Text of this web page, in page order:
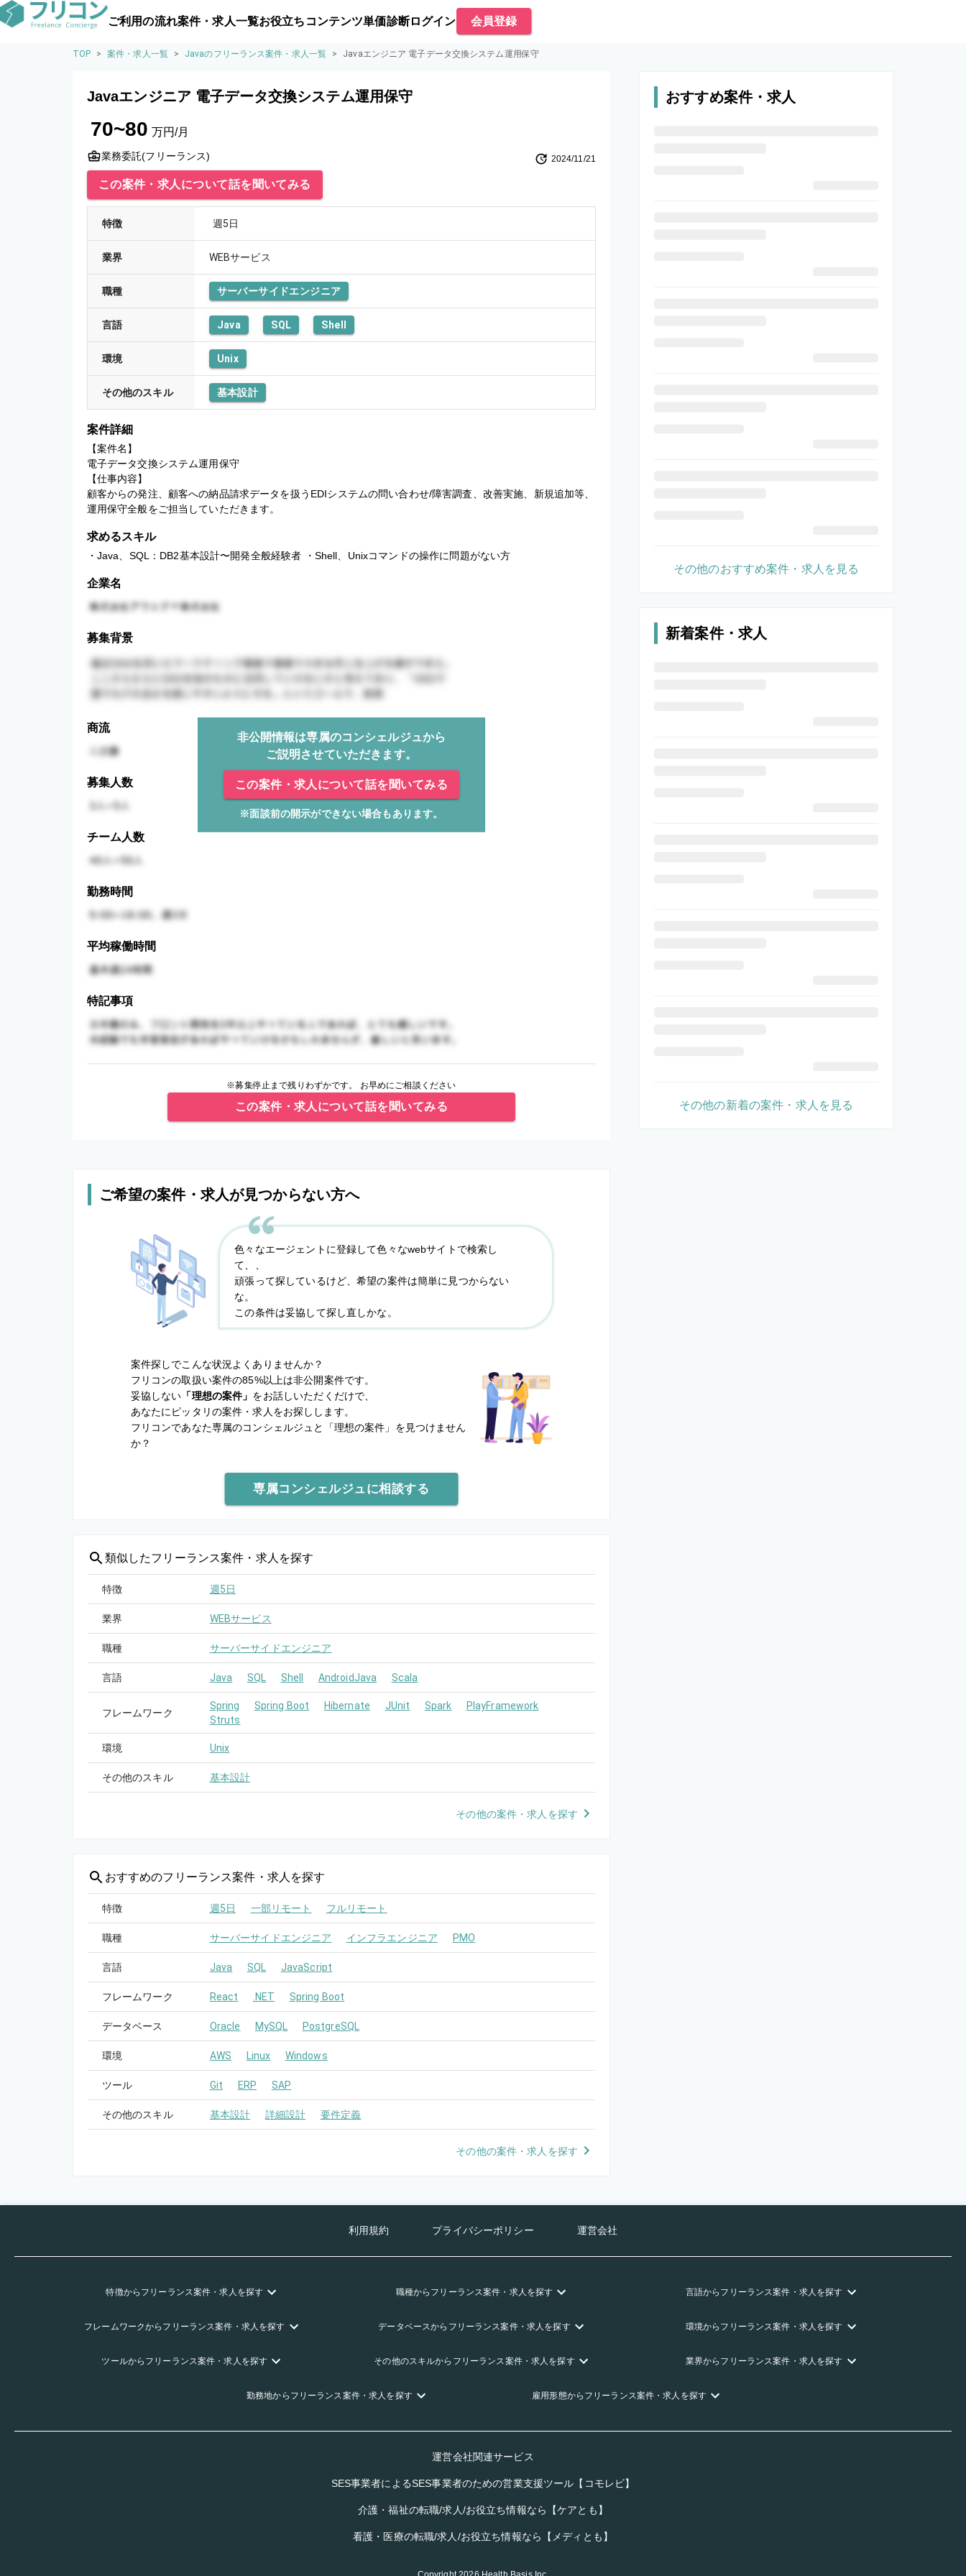
ご利用の流れ案件・求人一覧お役立ちコンテンツ単価診断ログイン 会員登録
TOP > 案件・求人一覧 > Javaのフリーランス案件・求人一覧 > Javaエンジニア 電子データ交換システム運用保守
Javaエンジニア 電子データ交換システム運用保守
70~80 万円/月
業務委託(フリーランス) 2024/11/21
この案件・求人について話を聞いてみる
特徴 週5日
業界 WEBサービス
職種 サーバーサイドエンジニア
言語 Java SQL Shell
環境 Unix
その他のスキル 基本設計
案件詳細
【案件名】
電子データ交換システム運用保守
【仕事内容】
顧客からの発注、顧客への納品請求データを扱うEDIシステムの問い合わせ/障害調査、改善実施、新規追加等、
運用保守全般をご担当していただきます。
求めるスキル
・Java、SQL：DB2基本設計〜開発全般経験者 ・Shell、Unixコマンドの操作に問題がない方
企業名
募集背景
商流
非公開情報は専属のコンシェルジュから
ご説明させていただきます。
この案件・求人について話を聞いてみる
※面談前の開示ができない場合もあります。
募集人数
チーム人数
勤務時間
平均稼働時間
特記事項
※募集停止まで残りわずかです。 お早めにご相談ください
この案件・求人について話を聞いてみる
ご希望の案件・求人が見つからない方へ
色々なエージェントに登録して色々なwebサイトで検索し
て、、
頑張って探しているけど、希望の案件は簡単に見つからない
な。
この条件は妥協して探し直しかな。
案件探しでこんな状況よくありませんか？
フリコンの取扱い案件の85%以上は非公開案件です。
妥協しない 「理想の案件」 をお話しいただくだけで、
あなたにピッタリの案件・求人をお探しします。
フリコンであなた専属のコンシェルジュと
「理想の案件」を見つけません
か？
専属コンシェルジュに相談する
類似したフリーランス案件・求人を探す
特徴 週5日
業界 WEBサービス
職種 サーバーサイドエンジニア
言語 Java SQL Shell AndroidJava Scala
フレームワーク
Spring Spring Boot Hibernate JUnit Spark
PlayFramework
Struts
環境 Unix
その他のスキル 基本設計
その他の案件・求人を探す
おすすめのフリーランス案件・求人を探す
特徴 週5日 一部リモート フルリモート
職種 サーバーサイドエンジニア インフラエンジニア PMO
言語 Java SQL JavaScript
フレームワーク React .NET Spring Boot
データベース Oracle MySQL PostgreSQL
環境 AWS Linux Windows
ツール Git ERP SAP
その他のスキル 基本設計 詳細設計 要件定義
その他の案件・求人を探す
おすすめ案件・求人
その他のおすすめ案件・求人を見る
新着案件・求人
その他の新着の案件・求人を見る
利用規約 プライバシーポリシー 運営会社
特徴からフリーランス案件・求人を探す 職種からフリーランス案件・求人を探す 言語からフリーランス案件・求人を探す
フレームワークからフリーランス案件・求人を探す データベースからフリーランス案件・求人を探す 環境からフリーランス案件・求人を探す
ツールからフリーランス案件・求人を探す その他のスキルからフリーランス案件・求人を探す 業界からフリーランス案件・求人を探す
勤務地からフリーランス案件・求人を探す 雇用形態からフリーランス案件・求人を探す
運営会社関連サービス
SES事業者によるSES事業者のための営業支援ツール【コモレビ】
介護・福祉の転職/求人/お役立ち情報なら【ケアとも】
看護・医療の転職/求人/お役立ち情報なら【メディとも】